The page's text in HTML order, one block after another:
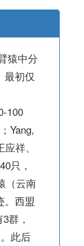
猿中分
最初仅
100
Yang,
祥、
只，
（云南
。西盟
群，
此后